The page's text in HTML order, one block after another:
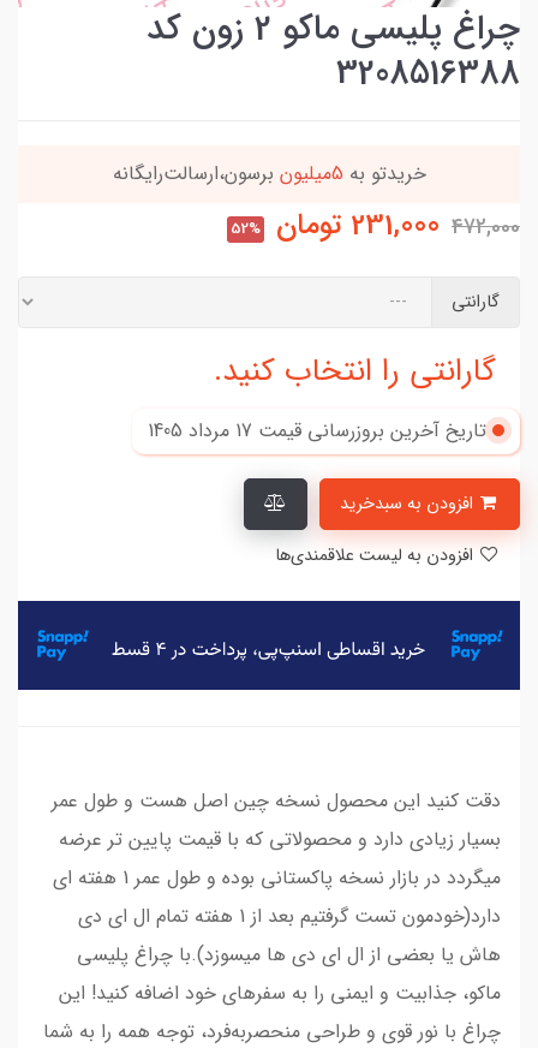
چراغ پلیسی ماکو 2 زون کد
3208516388
خریدتو به 5میلیون برسون،ارسالت‌رایگانه
472,000
231,000 تومان 52%
گارانتی
گارانتی را انتخاب کنید.
تاریخ آخرین بروزرسانی قیمت 17 مرداد 1405
دقت کنید این محصول نسخه‌ چین اصل هست و طول عمر
بسیار زیادی دارد و محصولاتی که با قیمت پایین تر عرضه
میگردد در بازار نسخه پاکستانی بوده و طول عمر 1 هفته ای
دارد(خودمون تست گرفتیم بعد از 1 هفته تمام ال ای دی
هاش یا بعضی از ال ای دی ها میسوزد).با چراغ پلیسی
ماکو، جذابیت و ایمنی را به سفرهای خود اضافه کنید! این
چراغ با نور قوی و طراحی منحصر‌به‌فرد، توجه همه را به شما